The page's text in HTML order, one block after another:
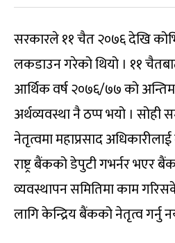
सरकारले ११ चैत २०७६ देखि
लकडाउन गरेको थियो । ११
आर्थिक वर्ष २०७६/७७ को अन्तिम
अर्थव्यवस्था नै ठप्प भयो । सोही
नेतृत्वमा महाप्रसाद
राष्ट्र बैंकको डेपुटी गभर्नर भएर
व्यवस्थापन समितिमा काम
लागि केन्द्रिय बैंकको नेतृत्व गर्नु